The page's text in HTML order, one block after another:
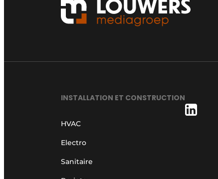
INSTALLATION ET CONSTRUCTION
HVAC
Electro
Sanitaire